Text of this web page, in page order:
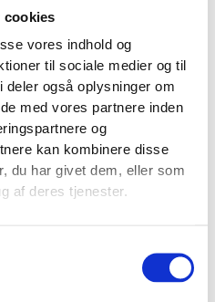
cookies
vores indhold og
til sociale medier og til
også oplysninger om
med vores partnere inden
og
kan kombinere disse
du har givet dem, eller som
af deres tjenester.
dække:
Web Vitals: komprimer
temaer og få styr på
telefonnummer, tydelige
der er til at udfylde.
korrekt robots.txt og
FAQ